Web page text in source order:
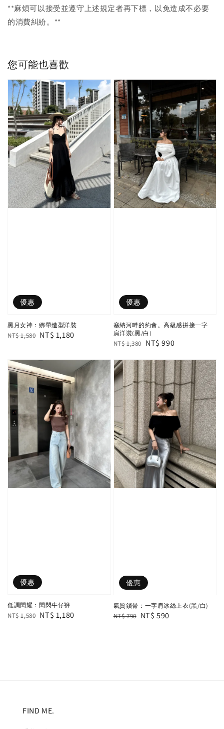
**麻煩可以接受並遵守上述規定者再下標，以免造成不必要
的消費糾紛。**
您可能也喜歡
優惠
黑月女神：綁帶造型洋裝
Regular
NT$ 1,580 Sale
NT$ 1,180
優惠
塞納河畔的約會。高級感拼接一字
肩洋裝(黑/白)
Regular
NT$ 1,380 Sale
NT$ 990
優惠
低調閃耀：閃閃牛仔褲
Regular
NT$ 1,580 Sale
NT$ 1,180
優惠
氣質鎖骨：一字肩冰絲上衣(黑/白)
Regular
NT$ 790 Sale
NT$ 590
FIND ME.